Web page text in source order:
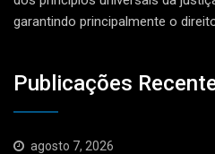
garantindo principalmente o
Publicações
agosto 7, 2026